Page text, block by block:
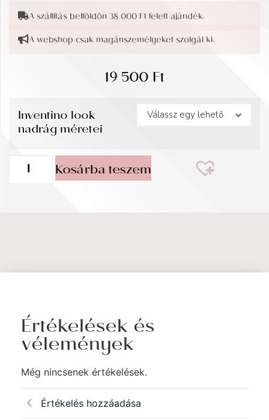
A szállítás belföldön 38 000 Ft felett ajándék.
A webshop csak magánszemélyeket szolgál ki.
19 500Ft
Inventino look
nadrág méretei
Kosárba teszem
Értékelések és
vélemények
Még nincsenek értékelések.
Értékelés hozzáadása